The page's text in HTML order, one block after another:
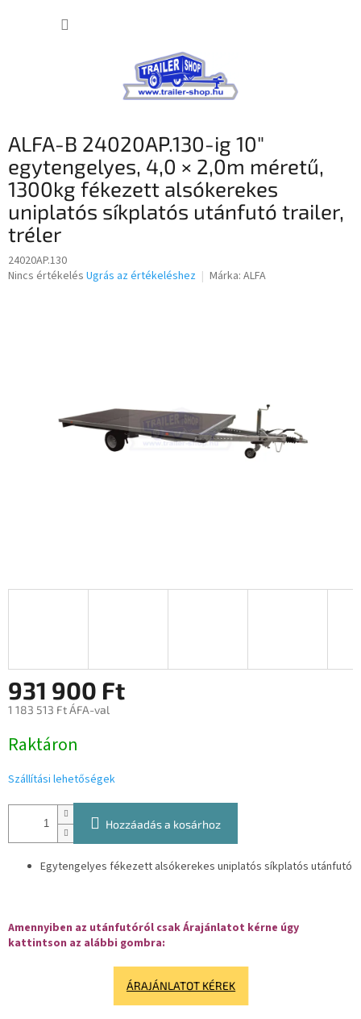
ALFA-B 24020AP.130-ig 10″
egytengelyes, 4,0 × 2,0m méretű,
1300kg fékezett alsókerekes
uniplatós síkplatós utánfutó trailer,
tréler
24020AP.130
A
Nincs értékelés Ugrás az értékeléshez Márka: ALFA
931 900 Ft
1 183 513 Ft ÁFA-val
Raktáron
Szállítási lehetőségek
Hozzáadás a kosárhoz
Egytengelyes fékezett alsókerekes uniplatós síkplatós utánfutó
Amennyiben az utánfutóról csak Árajánlatot kérne úgy
kattintson az alábbi gombra:
ÁRAJÁNLATOT KÉREK